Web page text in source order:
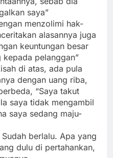
saya”
menzolimi hak-
alasannya juga
keuntungan besar
pelanggan”
di atas, ada pula
dengan uang riba,
“Saya takut
saya tidak mengambil
saya sedang maju-
berlalu. Apa yang
dulu di pertahankan,